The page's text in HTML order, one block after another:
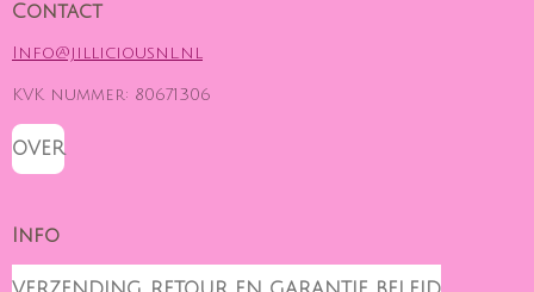
Contact
Info@jilliciousnl.nl
KVK nummer: 80671306
OVER
Info